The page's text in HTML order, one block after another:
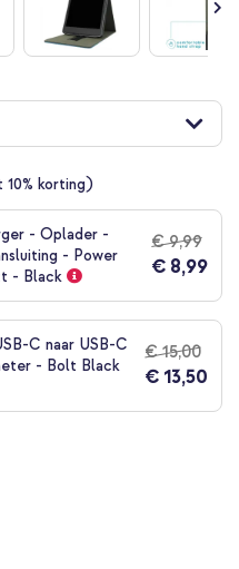
korting)
- Oplader -
- Power
- Black
€ 9,99
€ 8,99
C naar USB-C
- Bolt Black
€ 15,00
€ 13,50